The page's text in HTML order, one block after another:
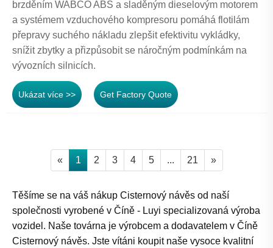
brzděním WABCO ABS a sladěným dieselovým motorem
a systémem vzduchového kompresoru pomáhá flotilám
přepravy suchého nákladu zlepšit efektivitu vykládky,
snížit zbytky a přizpůsobit se náročným podmínkám na
vývozních silnicích.
Ukázat více >> Get Factory Quote
« 1 2 3 4 5 ... 21 »
Těšíme se na váš nákup Cisternový návěs od naší
společnosti vyrobené v Číně - Luyi specializovaná výroba
vozidel. Naše továrna je výrobcem a dodavatelem v Číně
Cisternový návěs. Jste vítáni koupit naše vysoce kvalitní